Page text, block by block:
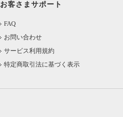
お客さまサポート
FAQ
お問い合わせ
サービス利用規約
特定商取引法に基づく表示